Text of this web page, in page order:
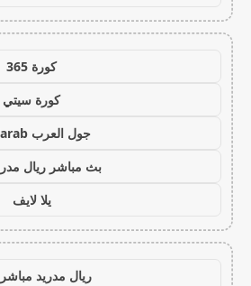
كورة 365
كورة سيتي
جول العرب goalarab
بث مباشر ريال
يلا لايف
ريال مدريد مباشر